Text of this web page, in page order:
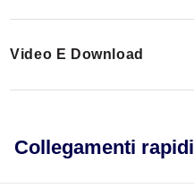
Video E Download
Collegamenti rapidi